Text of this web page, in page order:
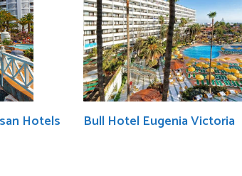
Hotels Bull Hotel Eugenia Victoria